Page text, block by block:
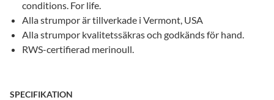
conditions. For life.
Alla strumpor är tillverkade i Vermont, USA
Alla strumpor kvalitetssäkras och godkänds för hand.
RWS-certifierad merinoull.
SPECIFIKATION